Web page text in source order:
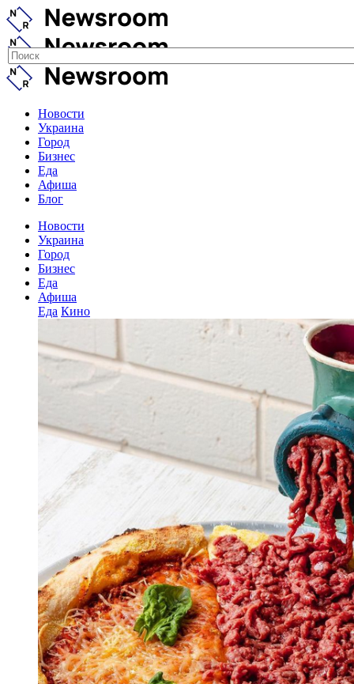
Новости
Украина
Город
Бизнес
Еда
Афиша
Блог
Новости
Украина
Город
Бизнес
Еда
Афиша
Еда Кино